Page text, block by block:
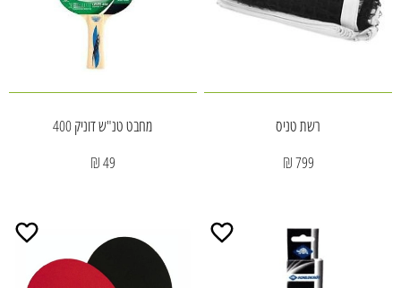
רשת טניס
799 ₪
מחבט טנ"ש דוניק 400
49 ₪